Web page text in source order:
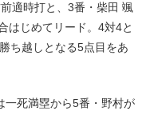
適時打と、3番・柴田 颯
はじめてリード。4対4と
ち越しとなる5点目をあ
死満塁から5番・野村が